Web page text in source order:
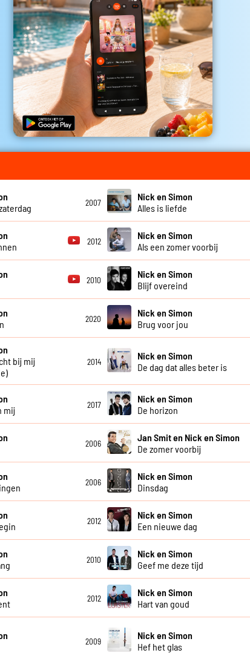
2007
Nick en Simon
Alles is liefde
2012
Nick en Simon
Als een zomer voorbij
2010
Nick en Simon
Blijf overeind
2020
Nick en Simon
Brug voor jou
bij mij
2014
Nick en Simon
De dag dat alles beter is
mij
2017
Nick en Simon
De horizon
2006
Jan Smit en Nick en Simon
De zomer voorbij
2006
Nick en Simon
Dinsdag
2012
Nick en Simon
Een nieuwe dag
2010
Nick en Simon
Geef me deze tijd
2012
Nick en Simon
Hart van goud
2009
Nick en Simon
Hef het glas